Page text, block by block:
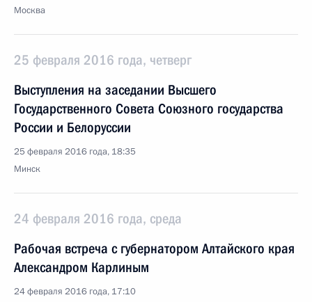
Москва
25 февраля 2016 года, четверг
Выступления на заседании Высшего
Государственного Совета Союзного государства
России и Белоруссии
25 февраля 2016 года, 18:35
Минск
24 февраля 2016 года, среда
Рабочая встреча с губернатором Алтайского края
Александром Карлиным
24 февраля 2016 года, 17:10